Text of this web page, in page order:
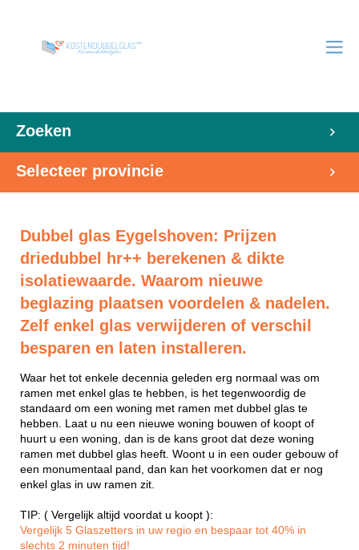
Zoeken
Selecteer provincie
Dubbel glas Eygelshoven: Prijzen
driedubbel hr++ berekenen & dikte
isolatiewaarde. Waarom nieuwe
beglazing plaatsen voordelen & nadelen.
Zelf enkel glas verwijderen of verschil
besparen en laten installeren.
Waar het tot enkele decennia geleden erg normaal was om
ramen met enkel glas te hebben, is het tegenwoordig de
standaard om een woning met ramen met dubbel glas te
hebben. Laat u nu een nieuwe woning bouwen of koopt of
huurt u een woning, dan is de kans groot dat deze woning
ramen met dubbel glas heeft. Woont u in een ouder gebouw of
een monumentaal pand, dan kan het voorkomen dat er nog
enkel glas in uw ramen zit.
TIP: ( Vergelijk altijd voordat u koopt ):
Vergelijk 5 Glaszetters in uw regio en bespaar tot 40% in
slechts 2 minuten tijd!